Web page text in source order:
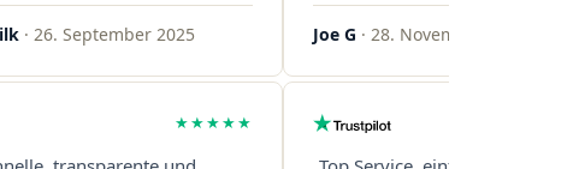
· 26. September 2025 Joe G · 28. November 2025
★★★★★